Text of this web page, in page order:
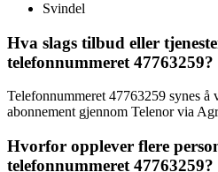
Svindel
Hva slags tilbud eller
telefonnummeret 47763259?
Telefonnummeret 47763259 synes å
abonnement gjennom Telenor via
Hvorfor opplever flere
telefonnummeret 47763259?